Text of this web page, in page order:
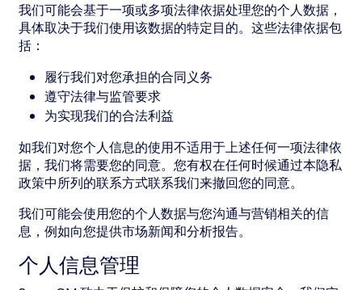
我们可能会基于一项或多项法律依据处理您的个人数据，
具体取决于我们使用该数据的特定目的。这些法律依据包
括：
履行我们对您承担的合同义务
遵守法律与监管要求
为实现我们的合法利益
如我们对您个人信息的使用不适用于上述任何一项法律依
据，我们将需要您的同意。您有权在任何时候通过本隐私
政策中所列的联系方式联系我们来撤回您的同意。
我们可能会使用您的个人数据与您沟通与营销相关的信
息，例如向您提供市场新闻和分析报告。
个人信息管理